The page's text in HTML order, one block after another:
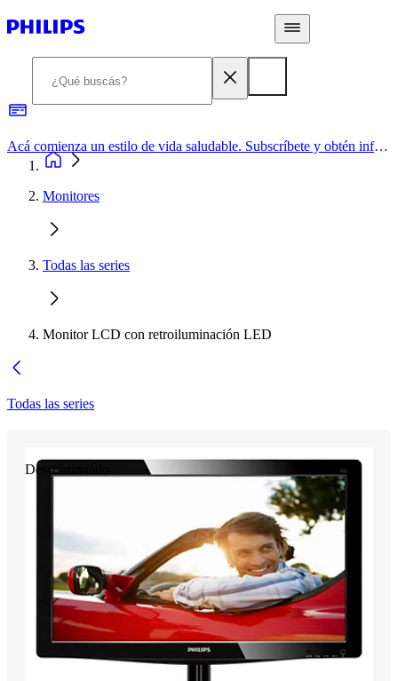
Acá comienza un estilo de vida saludable. Subscríbete y obtén información de primera mano
Monitores
Todas las series
Monitor LCD con retroiluminación LED
Todas las series
Descontinuado